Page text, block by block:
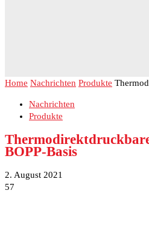
Home Nachrichten Produkte
Nachrichten
Produkte
BOPP-Basis
2. August 2021
57